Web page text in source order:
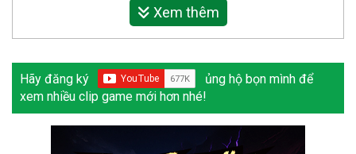
Xem thêm
Hãy đăng ký
ủng hộ bọn mình để
xem nhiều clip game mới hơn nhé!